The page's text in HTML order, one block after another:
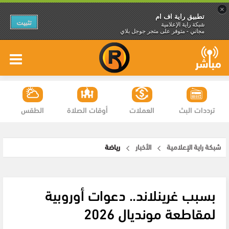
×
تطبيق راية اف ام
شبكة راية الإعلامية
مجاني - متوفر على متجر جوجل بلاي
تثبيت
الطقس أوقات الصلاة العملات ترددات البث
شبكة راية الإعلامية الأخبار رياضة
بسبب غرينلاند.. دعوات أوروبية
لمقاطعة مونديال 2026